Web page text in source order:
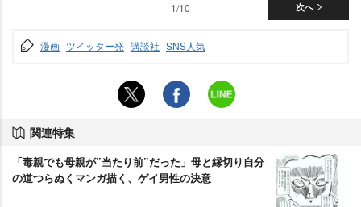
次へ
1/10
漫画 ツイッター発 講談社 SNS人気
関連特集
「毒親でも母親が”当たり前”だった」母と縁切り自分
の道つらぬくマンガ描く、ゲイ男性の決意